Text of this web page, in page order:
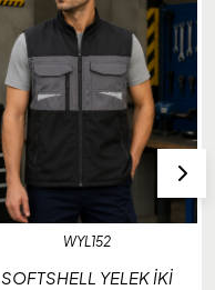
WYL152
SOFTSHELL YELEK İKİ